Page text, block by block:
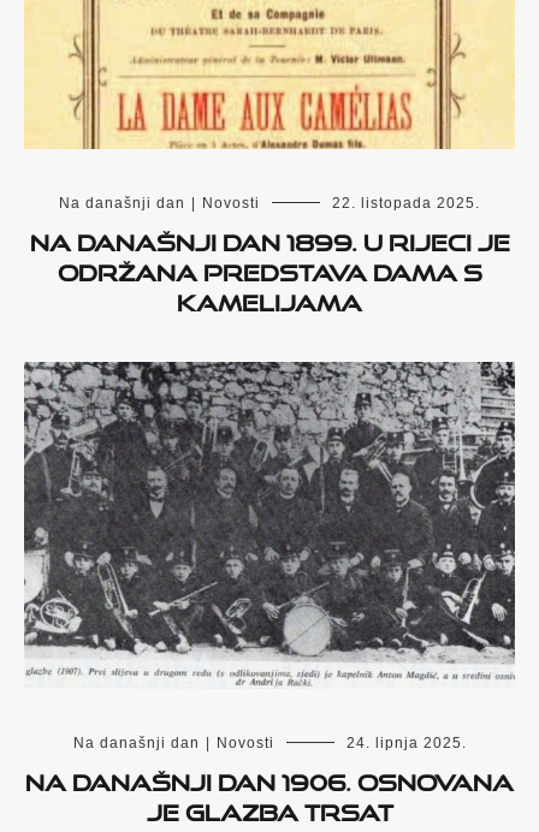
Na današnji dan Novosti 22. listopada 2025.
Na današnji dan 1899. u Rijeci je
održana predstava Dama s
kamelijama
Na današnji dan Novosti 24. lipnja 2025.
Na današnji dan 1906. osnovana
je Glazba Trsat